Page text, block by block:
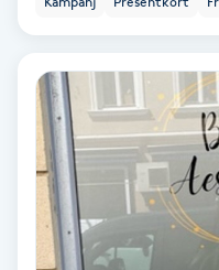
Babylights
Balayage
Bambumassage